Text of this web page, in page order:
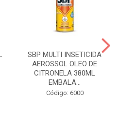
SBP MULTI INSETICIDA
AEROSSOL OLEO DE
CITRONELA 380ML
EMBALA...
Código: 6000